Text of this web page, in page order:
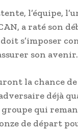
l’équipe,
a raté son
s’imposer
son avenir.
la chance
déjà
qui
de départ